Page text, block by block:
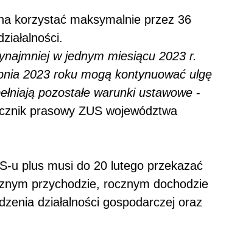
korzystać maksymalnie przez 36
w jednym miesiącu 2023 r.
2023 roku mogą kontynuować ulgę
pozostałe warunki ustawowe -
prasowy ZUS województwa
u plus musi do 20 lutego przekazać
przychodzie, rocznym dochodzie
działalności gospodarczej oraz